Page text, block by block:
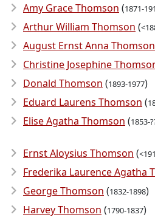
Amy Grace Thomson (1871-
Arthur William Thomson (
August Ernst Anna Thomson
Christine Josephine
Donald Thomson (1893-1977)
Eduard Laurens Thomson (
Elise Agatha Thomson (1853-
Ernst Aloysius Thomson (
Frederika Laurence Agatha
George Thomson (1832-1898)
Harvey Thomson (1790-1837)